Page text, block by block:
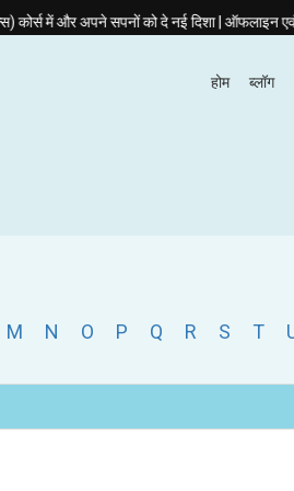
अपने सपनों को दे नई दिशा | ऑफलाइन एवं
होम ब्लॉग
M N O P Q R S T